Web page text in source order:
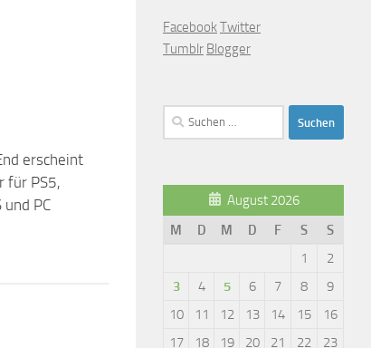
erscheint
für PS5,
und PC
FacebookTwitter
Tumblr Blogger
Suchen
nach:
August 2026
M
D M D F S
S
1
2
3
4 5 6 7 8
9
10
11 12 13 14 15
16
17
18 19 20 21 22 23